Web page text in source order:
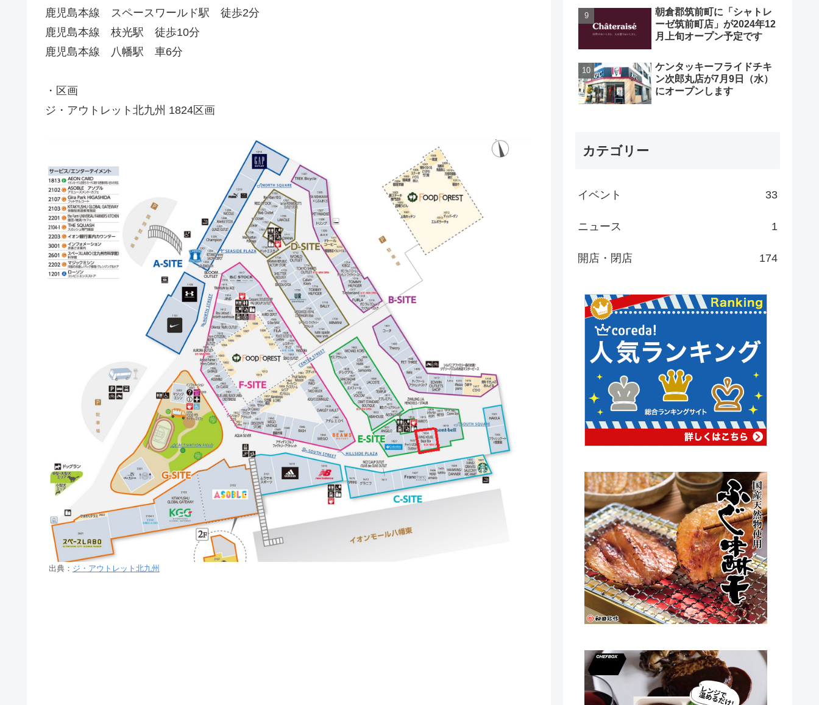
鹿児島本線 スペースワールド駅 徒歩2分
鹿児島本線 枝光駅 徒歩10分
鹿児島本線 八幡駅 車6分
・区画
ジ・アウトレット北九州 1824区画
出典： ジ・アウトレット北九州
朝倉郡筑前町に「シャトレ
ーゼ筑前町店」が2024年12
月上旬オープン予定です
ケンタッキーフライドチキ
ン次郎丸店が7月9日（水）
にオープンします
カテゴリー
イベント 33
ニュース 1
開店・閉店 174